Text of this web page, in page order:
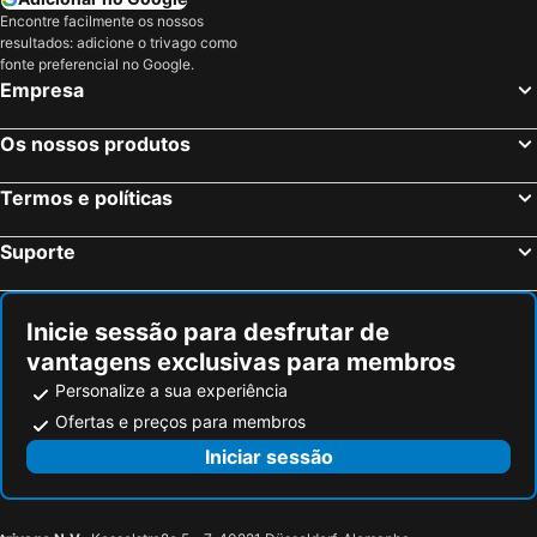
Bussolengo, bed and breakfasts
San Martino Buon Albergo, bed and breakfasts
Sarnico, bed and breakfasts
Salo, bed and breakfasts
Bagnolo Mella, bed and breakfasts
Passirano, bed and breakfasts
Malcesine, bed and breakfasts
Gargnano, bed and breakfasts
Caprino Veronese, bed and breakfasts
Encontre facilmente os nossos
resultados: adicione o trivago como
fonte preferencial no Google.
Empresa
Os nossos produtos
Termos e políticas
Suporte
Inicie sessão para desfrutar de
vantagens exclusivas para membros
Personalize a sua experiência
Ofertas e preços para membros
Iniciar sessão